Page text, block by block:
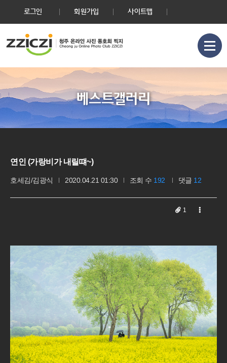
로그인 회원가입 사이트맵
베스트갤러리
연인 (가랑비가 내릴떄~)
호세김/김광식 2020.04.21 01:30 조회 수 192 댓글 12
1